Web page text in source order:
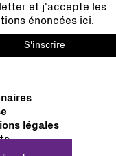
et j'accepte les
énoncées ici.
S'inscrire
légales